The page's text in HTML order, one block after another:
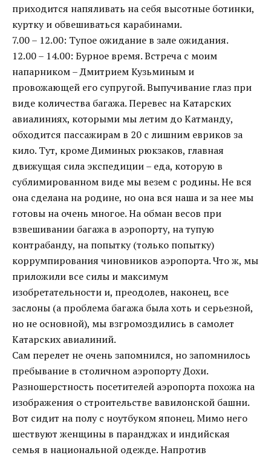
приходится напяливать на себя высотные ботинки,
куртку и обвешиваться карабинами.
7.00 – 12.00: Тупое ожидание в зале ожидания.
12.00 – 14.00: Бурное время. Встреча с моим
напарником – Дмитрием Кузьминым и
провожающей его супругой. Выпучивание глаз при
виде количества багажа. Перевес на Катарских
авиалиниях, которыми мы летим до Катманду,
обходится пассажирам в 20 с лишним евриков за
кило. Тут, кроме Диминых рюкзаков, главная
движущая сила экспедиции – еда, которую в
сублимированном виде мы везем с родины. Не вся
она сделана на родине, но она вся наша и за нее мы
готовы на очень многое. На обман весов при
взвешивании багажа в аэропорту, на тупую
контрабанду, на попытку (только попытку)
коррумпирования чиновников аэропорта. Что ж, мы
приложили все силы и максимум
изобретательности и, преодолев, наконец, все
заслоны (а проблема багажа была хоть и серьезной,
но не основной), мы взгромоздились в самолет
Катарских авиалиний.
Сам перелет не очень запомнился, но запомнилось
пребывание в столичном аэропорту Дохи.
Разношерстность посетителей аэропорта похожа на
изображения о строительстве вавилонской башни.
Вот сидит на полу с ноутбуком японец. Мимо него
шествуют женщины в паранджах и индийская
семья в национальной одежде. Напротив